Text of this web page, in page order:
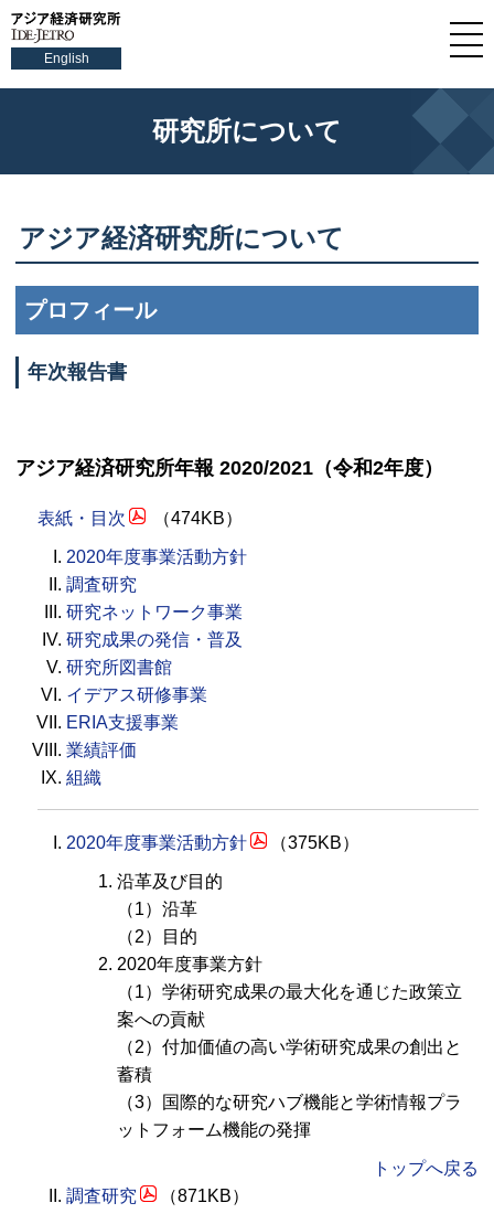
English
研究所について
アジア経済研究所について
プロフィール
年次報告書
アジア経済研究所年報 2020/2021（令和2年度）
表紙・目次 （474KB）
2020年度事業活動方針
調査研究
研究ネットワーク事業
研究成果の発信・普及
研究所図書館
イデアス研修事業
ERIA支援事業
業績評価
組織
2020年度事業活動方針 （375KB）
沿革及び目的
（1）沿革
（2）目的
2020年度事業方針
（1）学術研究成果の最大化を通じた政策立
案への貢献
（2）付加価値の高い学術研究成果の創出と
蓄積
（3）国際的な研究ハブ機能と学術情報プラ
ットフォーム機能の発揮
トップへ戻る
調査研究
（871KB）